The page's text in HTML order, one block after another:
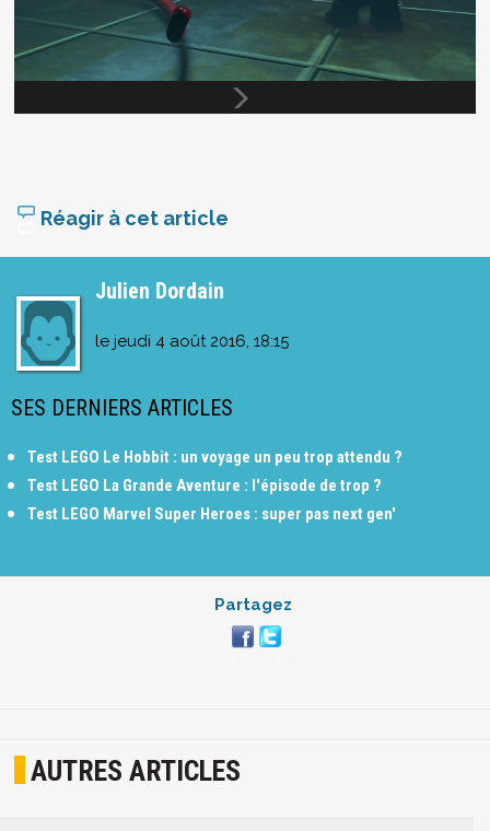
Réagir à cet article
Julien Dordain
le jeudi 4 août 2016, 18:15
SES DERNIERS ARTICLES
Test LEGO Le Hobbit : un voyage un peu trop attendu ?
Test LEGO La Grande Aventure : l'épisode de trop ?
Test LEGO Marvel Super Heroes : super pas next gen'
Partagez
AUTRES ARTICLES